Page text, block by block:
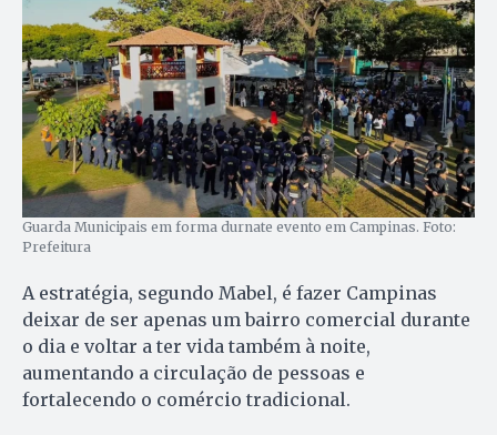
Guarda Municipais em forma durnate evento em Campinas. Foto:
Prefeitura
A estratégia, segundo Mabel, é fazer Campinas
deixar de ser apenas um bairro comercial durante
o dia e voltar a ter vida também à noite,
aumentando a circulação de pessoas e
fortalecendo o comércio tradicional.